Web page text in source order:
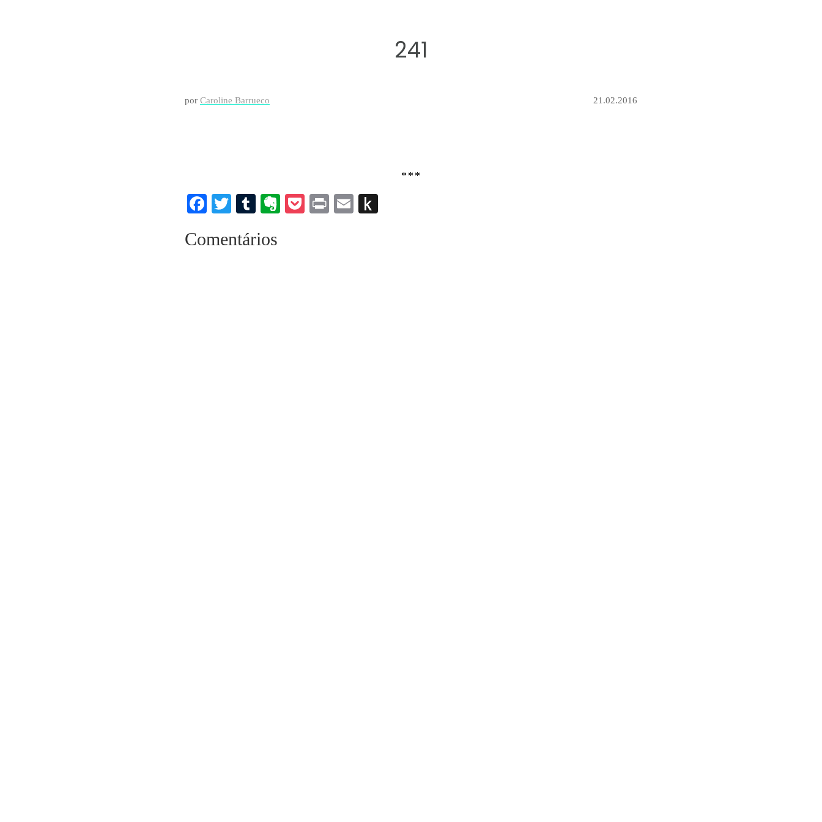
241
por Caroline Barrueco 21.02.2016
***
Facebook
TwitterTumblrEvernote
PocketPrintEmail
Comentários